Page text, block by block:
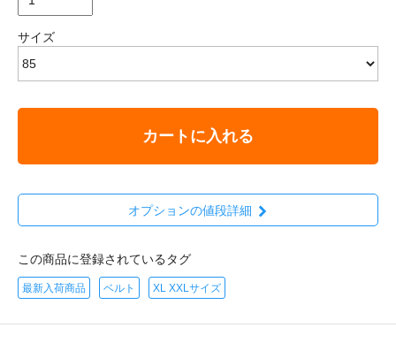
サイズ
カートに入れる
オプションの値段詳細
この商品に登録されているタグ
最新入荷商品 ベルト XL XXLサイズ